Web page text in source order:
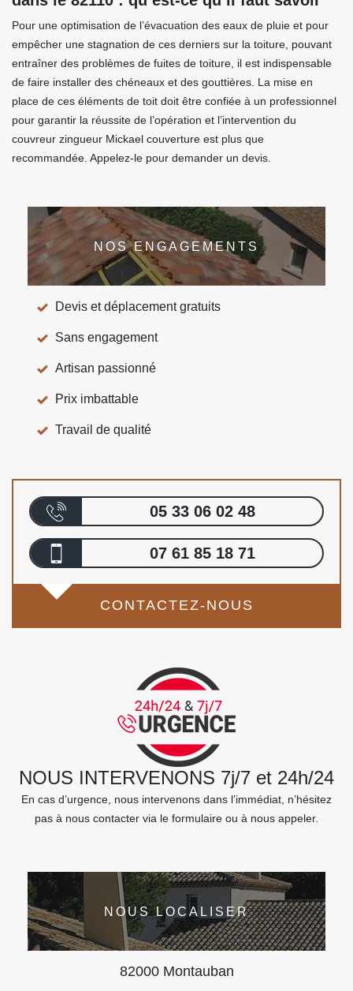
Pour une optimisation de l’évacuation des eaux de pluie et pour
empêcher une stagnation de ces derniers sur la toiture, pouvant
entraîner des problèmes de fuites de toiture, il est indispensable
de faire installer des chéneaux et des gouttières. La mise en
place de ces éléments de toit doit être confiée à un professionnel
pour garantir la réussite de l’opération et l’intervention du
couvreur zingueur Mickael couverture est plus que
recommandée. Appelez-le pour demander un devis.
NOS ENGAGEMENTS
Devis et déplacement gratuits
Sans engagement
Artisan passionné
Prix imbattable
Travail de qualité
05 33 06 02 48
07 61 85 18 71
CONTACTEZ-NOUS
NOUS INTERVENONS 7j/7 et 24h/24
En cas d’urgence, nous intervenons dans l’immédiat, n’hésitez
pas à nous contacter via le formulaire ou à nous appeler.
NOUS LOCALISER
82000 Montauban